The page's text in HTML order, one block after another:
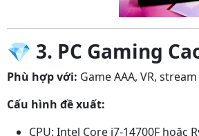
💎 3. PC Gaming
Phù hợp với: Game AAA, VR,
Cấu hình đề xuất:
CPU: Intel Core i7-14700F hoặc